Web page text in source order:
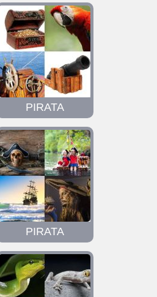
PIRATA
PIRATA